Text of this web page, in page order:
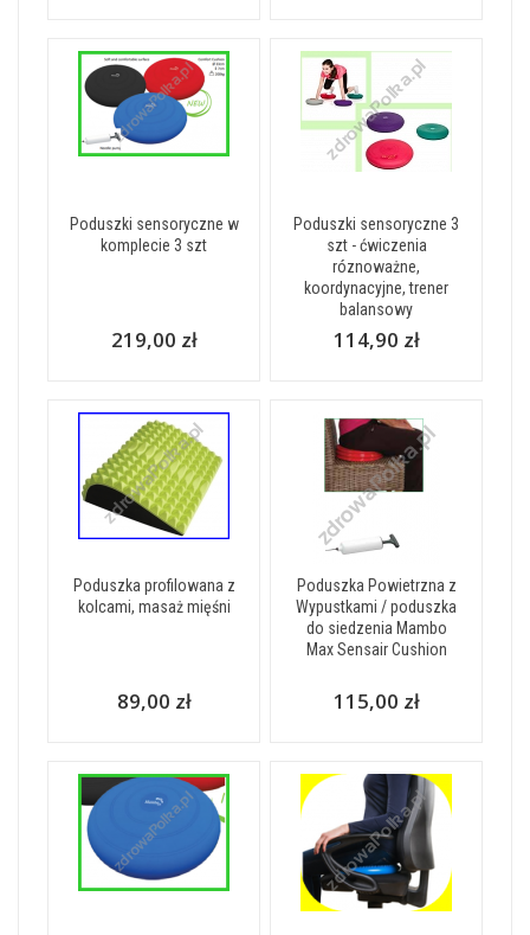
Poduszki sensoryczne w
komplecie 3 szt
219,00 zł
Poduszki sensoryczne 3
szt - ćwiczenia
róznoważne,
koordynacyjne, trener
balansowy
114,90 zł
Poduszka profilowana z
kolcami, masaż mięśni
89,00 zł
Poduszka Powietrzna z
Wypustkami / poduszka
do siedzenia Mambo
Max Sensair Cushion
115,00 zł